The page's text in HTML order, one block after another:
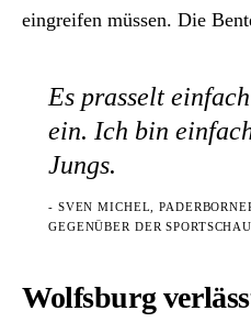
eingreifen müssen. Die
Es prasselt
ein. Ich bin
Jungs.
- SVEN MICHEL,
GEGENÜBER DER SPORTSCHAU
Wolfsburg